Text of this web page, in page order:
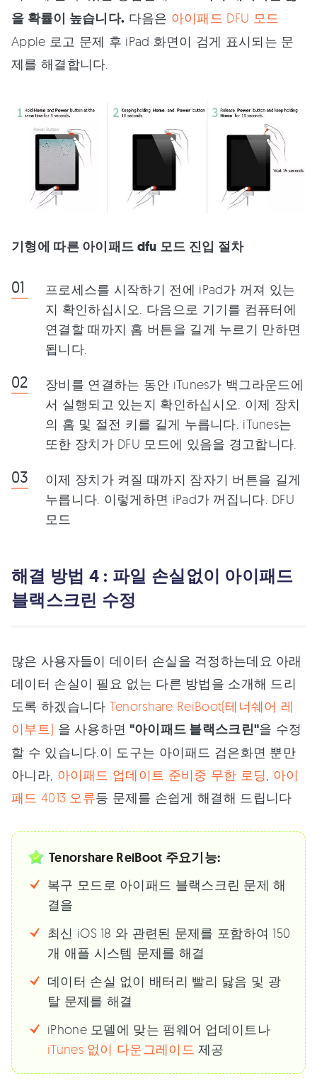
을 확률이 높습니다. 다음은 아이패드 DFU 모드
Apple 로고 문제 후 iPad 화면이 검게 표시되는 문
제를 해결합니다.
기형에 따른 아이패드 dfu 모드 진입 절차
프로세스를 시작하기 전에 iPad가 꺼져 있는
지 확인하십시오. 다음으로 기기를 컴퓨터에
연결할 때까지 홈 버튼을 길게 누르기 만하면
됩니다.
장비를 연결하는 동안 iTunes가 백그라운드에
서 실행되고 있는지 확인하십시오. 이제 장치
의 홈 및 절전 키를 길게 누릅니다. iTunes는
또한 장치가 DFU 모드에 있음을 경고합니다.
이제 장치가 켜질 때까지 잠자기 버튼을 길게
누릅니다. 이렇게하면 iPad가 꺼집니다. DFU
모드
해결 방법 4 : 파일 손실없이 아이패드
블랙스크린 수정
많은 사용자들이 데이터 손실을 걱정하는데요 아래
데이터 손실이 필요 없는 다른 방법을 소개해 드리
도록 하겠습니다 Tenorshare ReiBoot(테너쉐어 레
이부트) 을 사용하면 "아이패드 블랙스크린"을 수정
할 수 있습니다.이 도구는 아이패드 검은화면 뿐만
아니라, 아이패드 업데이트 준비중 무한 로딩, 아이
패드 4013 오류등 문제를 손쉽게 해결해 드립니다
Tenorshare ReiBoot 주요기능:
복구 모드로 아이패드 블랙스크린 문제 해
결을
최신 iOS 18 와 관련된 문제를 포함하여 150
개 애플 시스템 문제를 해결
데이터 손실 없이 배터리 빨리 닳음 및 광
탈 문제를 해결
iPhone 모델에 맞는 펌웨어 업데이트나
iTunes 없이 다운그레이드 제공